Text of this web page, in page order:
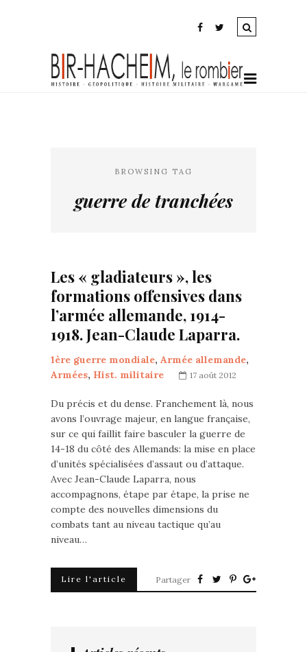
BROWSING TAG
guerre de tranchées
Les « gladiateurs », les
formations offensives dans
l’armée allemande, 1914-
1918. Jean-Claude Laparra.
1ère guerre mondiale, Armée allemande,
Armées, Hist. militaire 17 août 2012
Du précis et du dense. Franchement là, nous
avons l’ouvrage majeur, en langue française,
sur ce qui faillit faire basculer la guerre de
14-18 du côté des Allemands: la mise en place
d’unités spécialisées d’assaut ou d’attaque.
Avec Jean-Claude Laparra, nous
accompagnons, étape par étape, la prise ne
compte des nouvelles dimensions du
combats tant au niveau tactique qu’au
niveau…
Lire l'article Partager